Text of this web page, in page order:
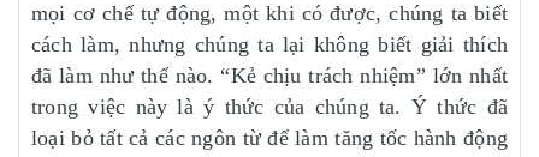
mọi cơ chế tự động, một khi có được, chúng ta biết
cách làm, nhưng chúng ta lại không biết giải thích
đã làm như thế nào. “Kẻ chịu trách nhiệm” lớn nhất
trong việc này là ý thức của chúng ta. Ý thức đã
loại bỏ tất cả các ngôn từ để làm tăng tốc hành động